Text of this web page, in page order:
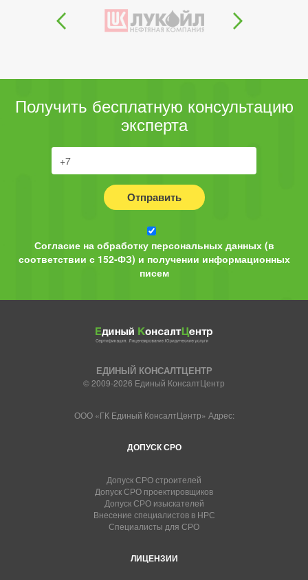
Получить бесплатную консультацию
эксперта
Отправить
Согласие на обработку персональных данных (в
соответствии с 152-ФЗ) и получении информационных
писем
ЕДИНЫЙ КОНСАЛТЦЕНТР
© 2009-2026 Единый КонсалтЦентр
ООО «ГК Единый КонсалтЦентр» Адрес:
ДОПУСК СРО
Допуск СРО строителей
Допуск СРО проектировщиков
Допуск СРО изыскателей
Внесение специалистов в НРС
Специалисты для СРО
ЛИЦЕНЗИИ